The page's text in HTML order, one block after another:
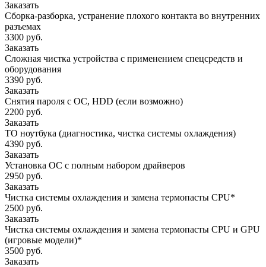
Заказать
Сборка-разборка, устранение плохого контакта во внутренних
разъемах
3300 руб.
Заказать
Сложная чистка устройства с применением спецсредств и
оборудования
3390 руб.
Заказать
Снятия пароля с OC, HDD (если возможно)
2200 руб.
Заказать
ТО ноутбука (диагностика, чистка системы охлаждения)
4390 руб.
Заказать
Установка ОС с полным набором драйверов
2950 руб.
Заказать
Чистка системы охлаждения и замена термопасты CPU*
2500 руб.
Заказать
Чистка системы охлаждения и замена термопасты CPU и GPU
(игровые модели)*
3500 руб.
Заказать